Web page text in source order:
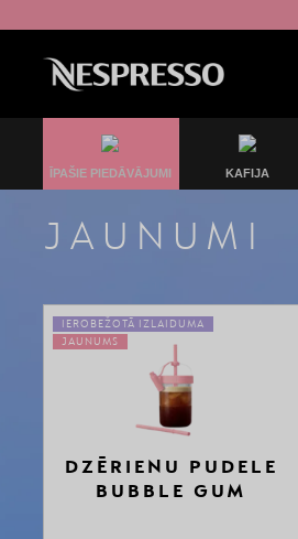
ĪPAŠIE PIEDĀVĀJUMI KAFIJA
JAUNUMI
IEROBEŽOTĀ IZLAIDUMA
JAUNUMS
DZĒRIENU PUDELE
BUBBLE GUM